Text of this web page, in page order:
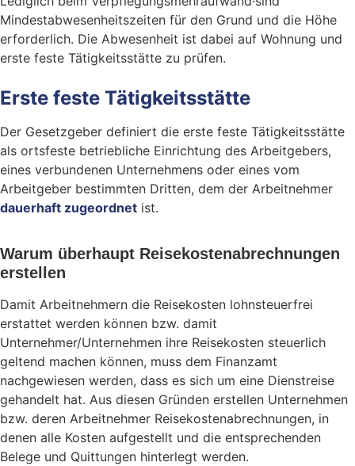
Mindestabwesenheitszeiten für den Grund und die Höhe
erforderlich. Die Abwesenheit ist dabei auf Wohnung und
erste feste Tätigkeitsstätte zu prüfen.
Erste feste Tätigkeitsstätte
Der Gesetzgeber definiert die erste feste Tätigkeitsstätte
als ortsfeste betriebliche Einrichtung des Arbeitgebers,
eines verbundenen Unternehmens oder eines vom
Arbeitgeber bestimmten Dritten, dem der Arbeitnehmer
dauerhaft zugeordnet ist.
Warum überhaupt Reisekostenabrechnungen
erstellen
Damit Arbeitnehmern die Reisekosten lohnsteuerfrei
erstattet werden können bzw. damit
Unternehmer/Unternehmen ihre Reisekosten steuerlich
geltend machen können, muss dem Finanzamt
nachgewiesen werden, dass es sich um eine Dienstreise
gehandelt hat. Aus diesen Gründen erstellen Unternehmen
bzw. deren Arbeitnehmer Reisekostenabrechnungen, in
denen alle Kosten aufgestellt und die entsprechenden
Belege und Quittungen hinterlegt werden.